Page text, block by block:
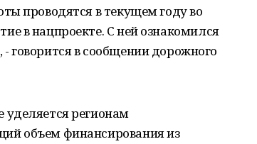
проводятся в текущем году во
в нацпроекте. С ней ознакомился
говорится в сообщении дорожного
уделяется регионам
объем финансирования из